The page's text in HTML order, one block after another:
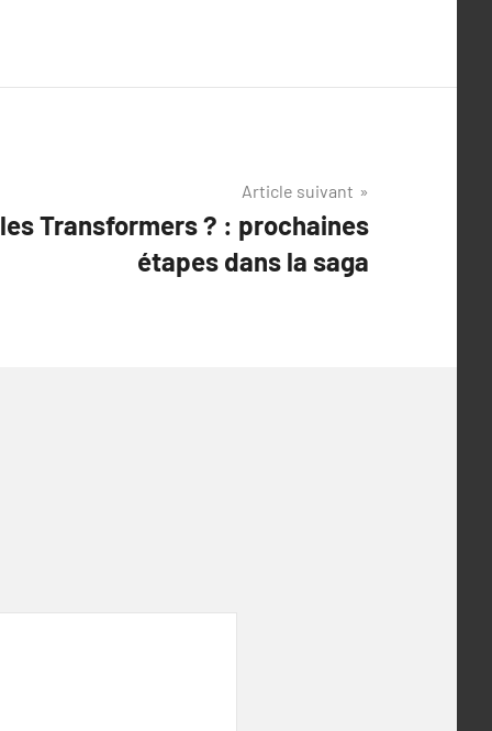
Article suivant
Transformers ? : prochaines
étapes dans la saga